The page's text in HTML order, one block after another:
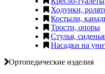
Ходунки,
Костыли,
Трости, опоры
Стулья,
Насадки на
Ортопедические изделия